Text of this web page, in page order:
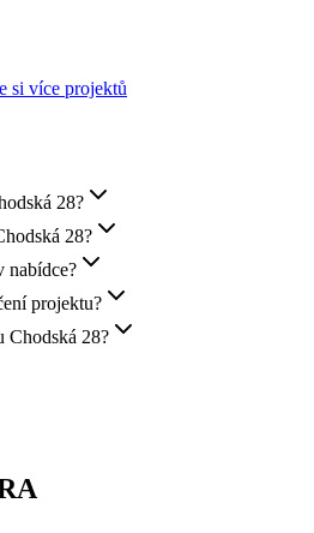
si více projektů
28?
28?
nabídce?
projektu?
Chodská 28?